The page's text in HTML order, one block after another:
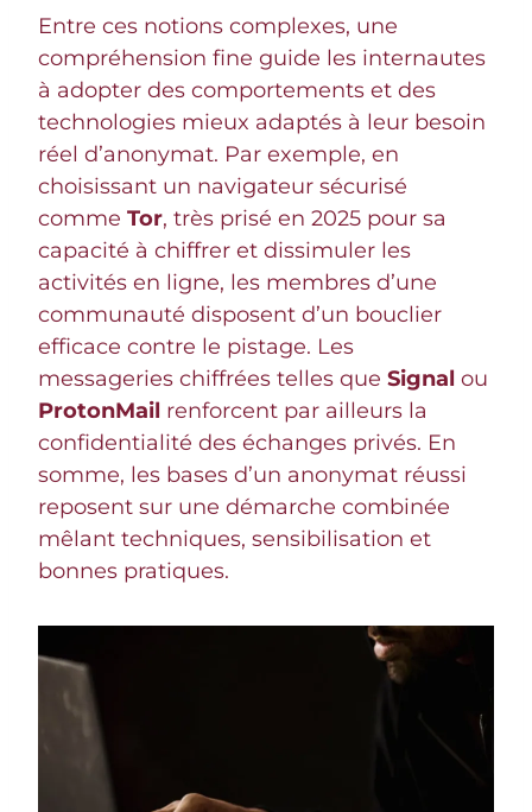
Entre ces notions complexes, une
compréhension fine guide les internautes
à adopter des comportements et des
technologies mieux adaptés à leur besoin
réel d’anonymat. Par exemple, en
choisissant un navigateur sécurisé
comme Tor, très prisé en 2025 pour sa
capacité à chiffrer et dissimuler les
activités en ligne, les membres d’une
communauté disposent d’un bouclier
efficace contre le pistage. Les
messageries chiffrées telles que Signal ou
ProtonMail renforcent par ailleurs la
confidentialité des échanges privés. En
somme, les bases d’un anonymat réussi
reposent sur une démarche combinée
mêlant techniques, sensibilisation et
bonnes pratiques.